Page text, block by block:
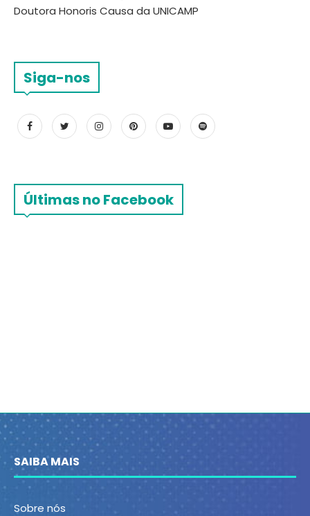
Doutora Honoris Causa da UNICAMP
Siga-nos
Últimas no Facebook
SAIBA MAIS
Sobre nós